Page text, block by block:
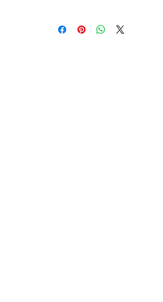
GRAMATURA: BD
SZEROKOŚĆ: 140 CM